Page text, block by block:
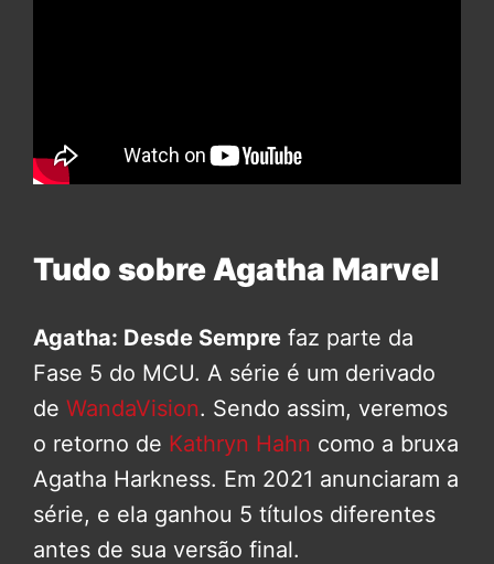
Tudo sobre Agatha Marvel
Agatha: Desde Sempre faz parte da
Fase 5 do MCU. A série é um derivado
de WandaVision. Sendo assim, veremos
o retorno de Kathryn Hahn como a bruxa
Agatha Harkness. Em 2021 anunciaram a
série, e ela ganhou 5 títulos diferentes
antes de sua versão final.